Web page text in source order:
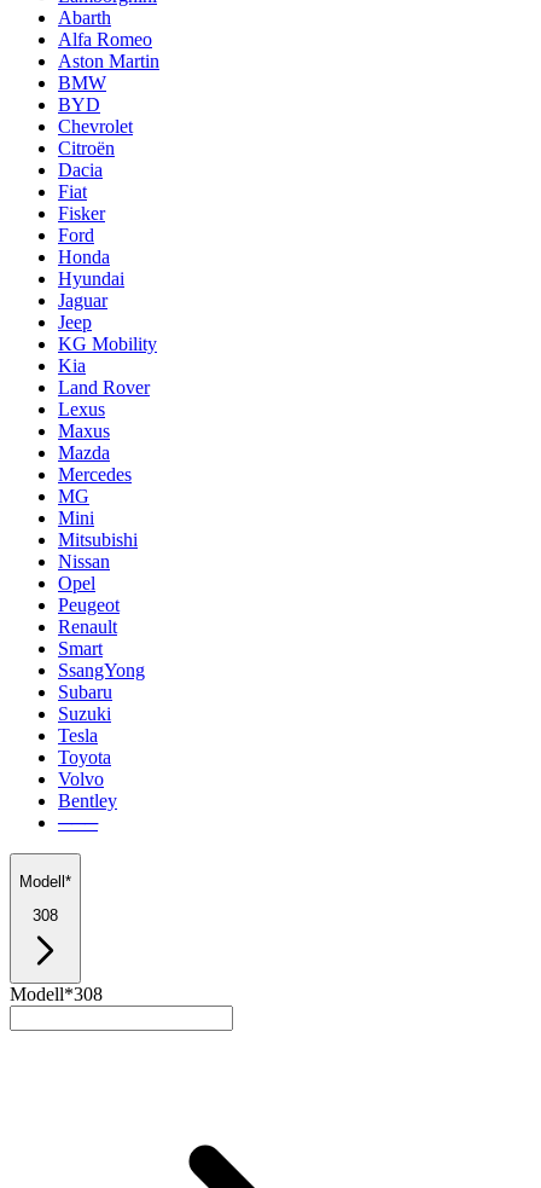
Abarth
Alfa Romeo
Aston Martin
BMW
BYD
Chevrolet
Citroën
Dacia
Fiat
Fisker
Ford
Honda
Hyundai
Jaguar
Jeep
KG Mobility
Kia
Land Rover
Lexus
Maxus
Mazda
Mercedes
MG
Mini
Mitsubishi
Nissan
Opel
Peugeot
Renault
Smart
SsangYong
Subaru
Suzuki
Tesla
Toyota
Volvo
Bentley
───
Modell*
308
Modell*308